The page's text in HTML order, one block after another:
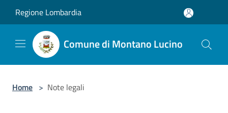
Regione Lombardia
Comune di Montano Lucino
Home > Note legali